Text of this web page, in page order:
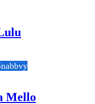
Mello